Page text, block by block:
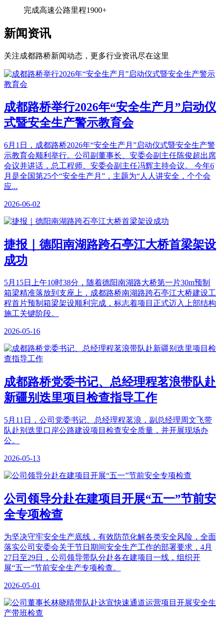
完成高速公路里程1900+
新闻资讯
关注成都路桥新闻动态，更多行业资讯尽在这里
成都路桥举行2026年“安全生产月”启动仪
式暨安全生产警示教育会
6月1日，成都路桥2026年“安全生产月”启动仪式暨安全生产警
示教育会顺利举行。公司副董事长、安委会副主任陈俊超出席
会议并讲话，总工程师、安委会副主任冯辉主持会议。 今年6
月是全国第25个“安全生产月”，主题为“人人讲安全，个个会
应...
2026-06-02
捷报｜德阳南湖路跨石亭江大桥首梁架设
成功
5月15日上午10时38分，随着德阳南湖路大桥第一片30m预制
箱梁精准落放到支座上，成都路桥南湖路跨石亭江大桥建设工
程首片预制箱梁架设顺利完成，标志着项目正式迈入上部结构
施工关键阶段。
2026-05-16
成都路桥党委书记、总经理程茗浪带队赴
新疆别迭里项目检查指导工作
5月11日，公司党委书记、总经理程茗浪，副总经理周文飞带
队赴别迭里口岸公路建设项目检查安全质量，并开展现场办
公。
2026-05-13
公司领导分赴在建项目开展“五一”节前安
全专项检查
为坚决守牢安全生产底线，有效防范化解各类安全风险，全面
落实公司安委会关于节日期间安全生产工作的部署要求，4月
27日至29日，公司领导带队分赴各在建项目一线，组织开
展“五一”节前安全生产专项检查。
2026-05-01